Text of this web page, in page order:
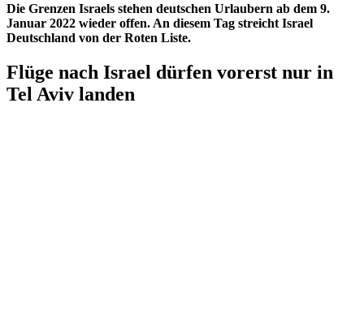
Die Grenzen Israels stehen deutschen Urlaubern ab dem 9.
Januar 2022 wieder offen. An diesem Tag streicht Israel
Deutschland von der Roten Liste.
Flüge nach Israel dürfen vorerst nur in
Tel Aviv landen